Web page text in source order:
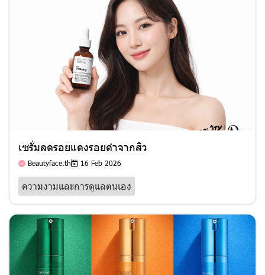
เซรั่มลดรอยแดงรอยดำจากสิว
Beautyface.th 16 Feb 2026
ความงามและการดูแลตนเอง